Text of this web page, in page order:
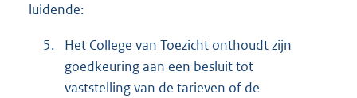
luidende:
5.
Het College van Toezicht onthoudt zijn
goedkeuring aan een besluit tot
vaststelling van de tarieven of de